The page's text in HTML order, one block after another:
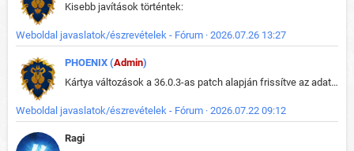
Kisebb javítások történtek:
Weboldal javaslatok/észrevételek - Fórum · 2026.07.26 13:27
PHOENIX (Admin)
Kártya változások a 36.0.3-as patch alapján frissítve az adatbázisban (képek is cserélve).
Weboldal javaslatok/észrevételek - Fórum · 2026.07.22 09:12
Ragi